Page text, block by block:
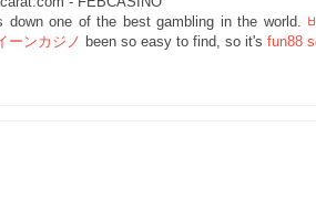
one of the best gambling in the world.
ーンカジノ been so easy to find, so it's fun88